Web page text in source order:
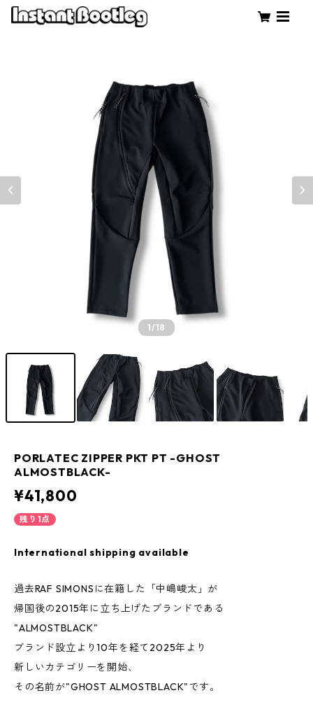
1/18
PORLATEC ZIPPER PKT PT -GHOST
ALMOSTBLACK-
¥41,800
残り1点
International shipping available
過去RAF SIMONSに在籍した「中嶋峻太」が
帰国後の2015年に立ち上げたブランドである
"ALMOSTBLACK"
ブランド設立より10年を経て2025年より
新しいカテゴリーを開始、
その名前が"GHOST ALMOSTBLACK"です。